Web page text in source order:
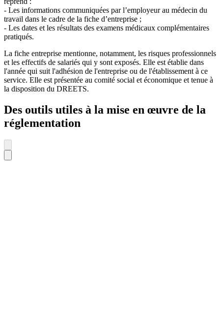
- Les informations communiquées par l’employeur au médecin du
travail dans le cadre de la fiche d’entreprise ;
- Les dates et les résultats des examens médicaux complémentaires
pratiqués.
La fiche entreprise mentionne, notamment, les risques professionnels
et les effectifs de salariés qui y sont exposés. Elle est établie dans
l'année qui suit l'adhésion de l'entreprise ou de l'établissement à ce
service. Elle est présentée au comité social et économique et tenue à
la disposition du DREETS.
Des outils utiles à la mise en œuvre de la
réglementation